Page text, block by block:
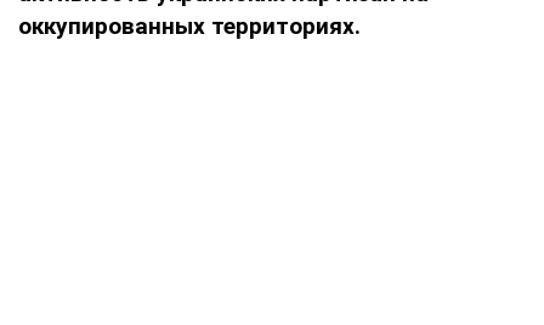
оккупированных территориях.